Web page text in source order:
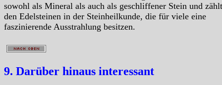
sowohl als Mineral als auch als geschliffener Stein und
den Edelsteinen in der Steinheilkunde, die für viele eine
faszinierende Ausstrahlung besitzen.
9. Darüber hinaus interessant